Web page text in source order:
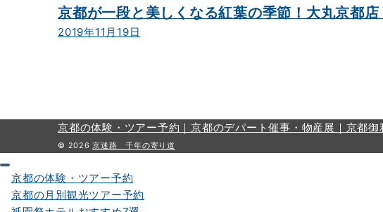
京都が一段と美しくなる紅葉の季節！大丸京都店
2019年11月19日
京都の体験・ツアー予約｜ 京都のデパート催事・物産展｜ 京都御
© 2026京迷路 千年の寄り道
京都の体験・ツアー予約
京都の月別観光ツアー予約